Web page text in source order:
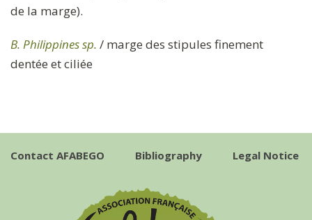
de la marge).
B. Philippines sp. / marge des stipules finement
dentée et ciliée
Contact AFABEGO Bibliography Legal Notice